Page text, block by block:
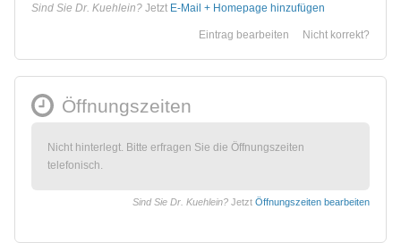
Sind Sie Dr. Kuehlein? Jetzt E-Mail + Homepage hinzufügen
Nicht korrekt?
Eintrag bearbeiten
Öffnungszeiten
Nicht hinterlegt. Bitte erfragen Sie die Öffnungszeiten
telefonisch.
Sind Sie Dr. Kuehlein? Jetzt Öffnungszeiten bearbeiten